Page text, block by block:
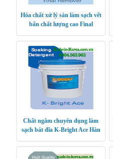
Hóa chất xử lý sàn làm sạch vết
bẩn chất lượng cao Final
Chất ngâm chuyên dụng làm
sạch bát đĩa K-Bright Ace Hàn